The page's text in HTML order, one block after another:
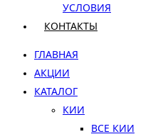
УСЛОВИЯ
КОНТАКТЫ
ГЛАВНАЯ
АКЦИИ
КАТАЛОГ
КИИ
ВСЕ КИИ